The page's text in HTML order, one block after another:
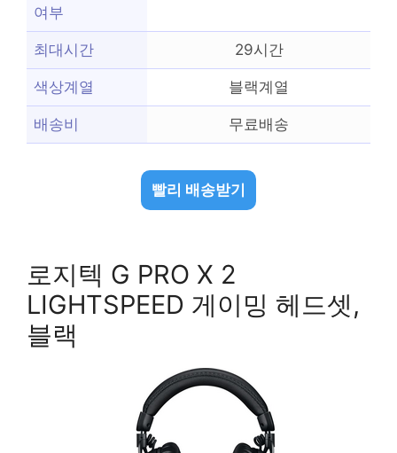
여부
최대시간 29시간
색상계열 블랙계열
배송비 무료배송
빨리 배송받기
로지텍 G PRO X 2
LIGHTSPEED 게이밍 헤드셋,
블랙